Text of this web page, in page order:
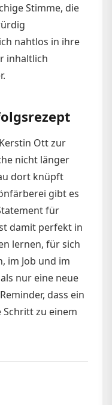
Stimme, die
nahtlos in ihre
inhaltlich
Ott zur
nicht länger
dort knüpft
gibt es
für
damit perfekt in
lernen, für sich
im Job und im
nur eine neue
dass ein
zu einem